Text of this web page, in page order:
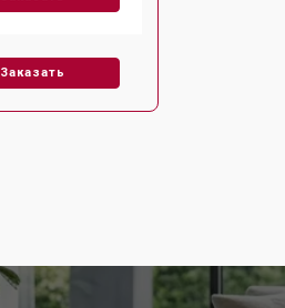
Заказать